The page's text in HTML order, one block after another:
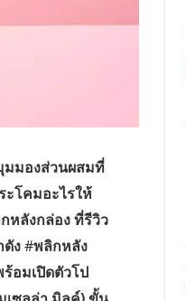
มองส่วนผสมที่
ะโคมอะไรให้
หลังกล่องที่รีวิว
ง#พลิกหลัง
อมเปิดตัวโป